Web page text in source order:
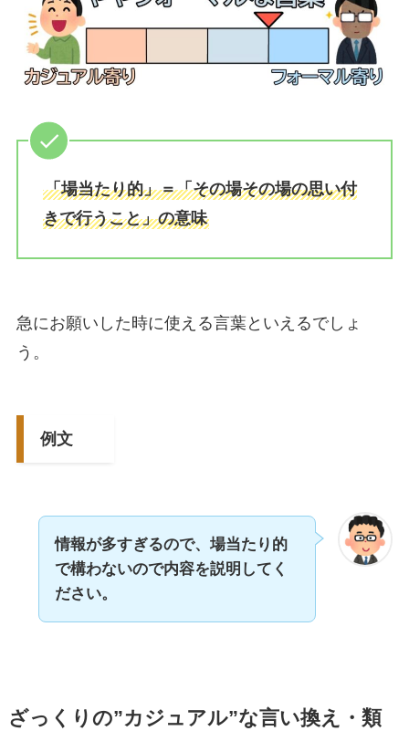
「場当たり的」＝「その場その場の思い付
きで行うこと」の意味
急にお願いした時に使える言葉といえるでしょ
う。
例文
情報が多すぎるので、場当たり的
で構わないので内容を説明してく
ださい。
ざっくりの”カジュアル”な言い換え・類